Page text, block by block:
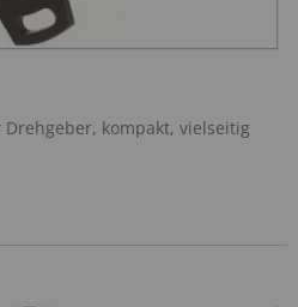
kompakt, vielseitig